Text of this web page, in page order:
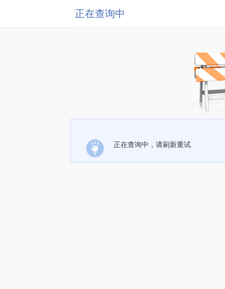
正在查询中
正在查询中，请刷新重试